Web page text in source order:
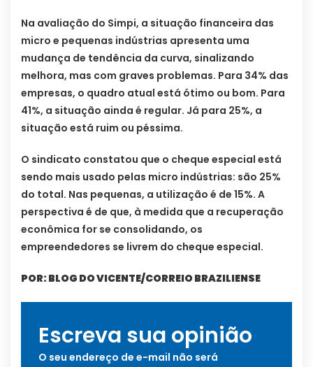
Na avaliação do Simpi, a situação financeira das
micro e pequenas indústrias apresenta uma
mudança de tendência da curva, sinalizando
melhora, mas com graves problemas. Para 34% das
empresas, o quadro atual está ótimo ou bom. Para
41%, a situação ainda é regular. Já para 25%, a
situação está ruim ou péssima.
O sindicato constatou que o cheque especial está
sendo mais usado pelas micro indústrias: são 25%
do total. Nas pequenas, a utilização é de 15%. A
perspectiva é de que, à medida que a recuperação
econômica for se consolidando, os
empreendedores se livrem do cheque especial.
POR: BLOG DO VICENTE/CORREIO BRAZILIENSE
Escreva sua opinião
O seu endereço de e-mail não será